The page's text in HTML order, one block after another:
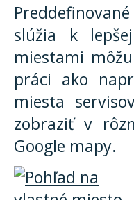
slúžia k
miestami
práci ako
miesta
zobraziť v
Google mapy.